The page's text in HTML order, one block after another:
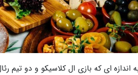
اندازه ای که بازی ال کلاسیکو و دو